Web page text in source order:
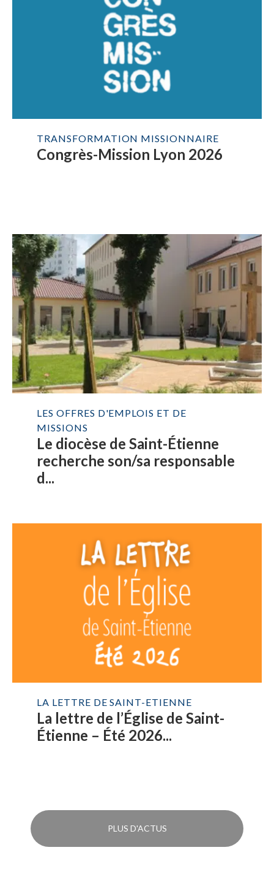
TRANSFORMATION MISSIONNAIRE
Congrès-Mission Lyon 2026
LES OFFRES D'EMPLOIS ET DE
MISSIONS
Le diocèse de Saint-Étienne
recherche son/sa responsable
d...
LA LETTRE DE SAINT-ETIENNE
La lettre de l’Église de Saint-
Étienne – Été 2026...
PLUS D'ACTUS